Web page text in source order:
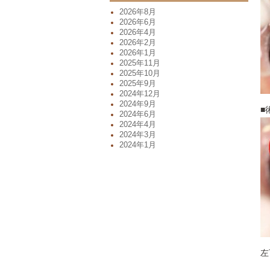
2026年8月
2026年6月
2026年4月
2026年2月
2026年1月
2025年11月
2025年10月
2025年9月
2024年12月
2024年9月
2024年6月
2024年4月
2024年3月
2024年1月
■